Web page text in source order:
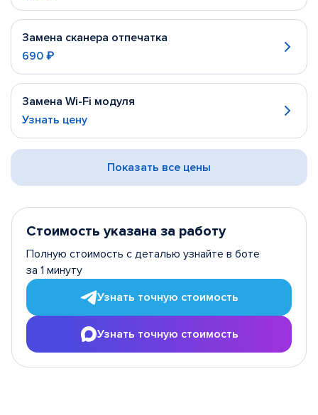
Замена сканера отпечатка
690 ₽
Замена Wi-Fi модуля
Узнать цену
Показать все цены
Стоимость указана за работу
Полную стоимость с деталью узнайте в боте
за 1 минуту
Узнать точную стоимость
Узнать точную стоимость